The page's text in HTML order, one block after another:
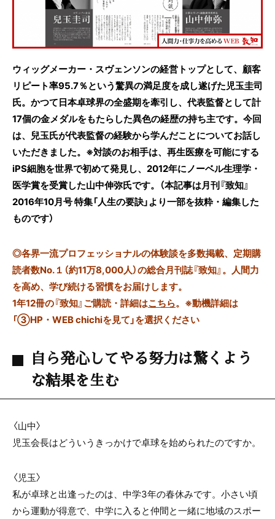
ウィッグメーカー・スヴェンソンの経営トップとして、顧客
リピート率95.7％という驚異の満足度を成し遂げた児玉圭司
氏。かつて日本卓球界の全盛期を牽引し、代表監督として計
17個の金メダルをもたらした異色の経歴の持ち主です。今回
は、兒玉氏が代表監督の経験から学んだことについてお話し
いただきました。※対談のお相手は、再生医療を可能にする
iPS細胞を世界で初めて発見し、2012年にノーベル生理学・
医学賞を受賞した山中伸弥氏です。（本記事は月刊『致知』
2016年10月号 特集「人生の要訣」より一部を抜粋・編集した
ものです）
◎各界一流プロフェッショナルの体験談を多数掲載、定期購
読者数No.１（約11万8,000人）の総合月刊誌『致知』。人間力
を高め、学び続ける習慣をお届けします。
1年12冊の『致知』ご購読・詳細はこちら。 ※動機詳細は
「③HP・WEB chichiを見て」を選択ください
自ら発心してやる努力は驚くよう
な結果を生む
〈山中〉
児玉会長はどういうきっかけで卓球を始められたのですか。
〈児玉〉
私が卓球と出逢ったのは、中学3年の春休みです。小さい頃
から運動が得意で、中学に入ると仲間と一緒に地域のスポー